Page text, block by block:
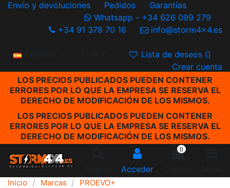
Envío y devoluciones Pedidos
Garantías
Whatsapp - +34 626 099 279
+34 91 378 70 16
info@storm4x4.es
Español Lista de deseos ()
Crear cuenta
LOS PRECIOS PUBLICADOS PUEDEN CONTENER
ERRORES POR LO QUE LA EMPRESA SE RESERVA EL
DERECHO DE MODIFICACIÓN DE LOS MISMOS.
LOS PRECIOS PUBLICADOS PUEDEN CONTENER
ERRORES POR LO QUE LA EMPRESA SE RESERVA EL
DERECHO DE MODIFICACIÓN DE LOS MISMOS.
Acceder
0
Inicio Marcas PROEVO+